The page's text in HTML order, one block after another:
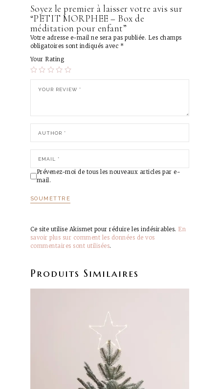
Soyez le premier à laisser votre avis sur
“PETIT MORPHEE – Box de
méditation pour enfant”
Votre adresse e-mail ne sera pas publiée. Les champs
obligatoires sont indiqués avec *
Your Rating
Prévenez-moi de tous les nouveaux articles par e-
mail.
Ce site utilise Akismet pour réduire les indésirables. En
savoir plus sur comment les données de vos
commentaires sont utilisées.
Produits Similaires